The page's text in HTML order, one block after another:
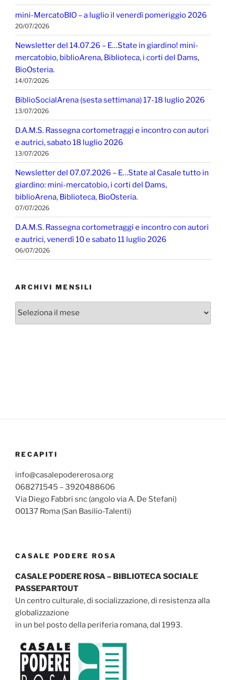
mini-MercatoBIO – a luglio il venerdì pomeriggio 2026
20/07/2026
Newsletter del 14.07.26 – E…State in giardino! mini-
mercatobio, biblioArena, Biblioteca, i corti del Dams,
BioOsteria.
14/07/2026
BiblioSocialArena (sesta settimana) 17-18 luglio 2026
13/07/2026
D.A.M.S. Rassegna cortometraggi e incontro con autori
e autrici, sabato 18 luglio 2026
13/07/2026
Newsletter del 07.07.2026 – E…State al Casale tutto in
giardino: mini-mercatobio, i corti del Dams,
biblioArena, Biblioteca, BioOsteria.
07/07/2026
D.A.M.S. Rassegna cortometraggi e incontro con autori
e autrici, venerdì 10 e sabato 11 luglio 2026
06/07/2026
ARCHIVI MENSILI
Archivi
RECAPITI
info@casalepodererosa.org
068271545 – 3920488606
Via Diego Fabbri snc (angolo via A. De Stefani)
00137 Roma (San Basilio-Talenti)
CASALE PODERE ROSA
CASALE PODERE ROSA – BIBLIOTECA SOCIALE
PASSEPARTOUT
Un centro culturale, di socializzazione, di resistenza alla
globalizzazione
in un bel posto della periferia romana, dal 1993.